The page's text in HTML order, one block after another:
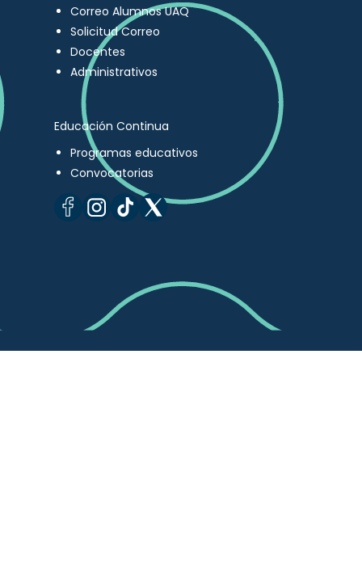
Correo Alumnos UAQ
Solicitud Correo
Docentes
Administrativos
Educación Continua
Programas educativos
Convocatorias